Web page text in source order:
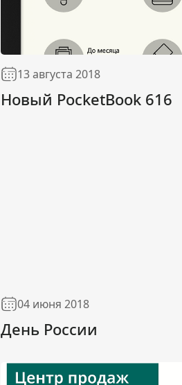
13 августа 2018
Новый PocketBook 616
04 июня 2018
День России